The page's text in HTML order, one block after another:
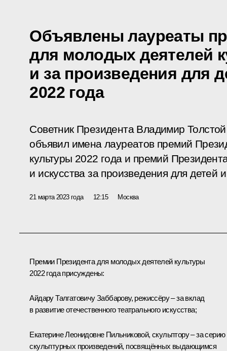
Объявлены лауреаты
для молодых деятелей
и за произведения для
2022 года
Советник Президента Владимир
объявил имена лауреатов премий
культуры 2022 года и премий
и искусства за произведения для детей
21 марта 2023 года 12:15 Москва
Премии Президента для молодых деятелей культуры
2022 года присуждены:
Айдару Талгатовичу Заббарову, режиссёру – за вклад
в развитие отечественного театрального искусства;
Екатерине Леонидовне Пильниковой,скульптору – за серию
скульптурных произведений, посвящённых выдающимся